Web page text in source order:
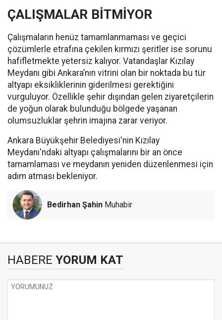
ÇALIŞMALAR BİTMİYOR
Çalışmaların henüz tamamlanmaması ve geçici
çözümlerle etrafına çekilen kırmızı şeritler ise sorunu
hafifletmekte yetersiz kalıyor. Vatandaşlar Kızılay
Meydanı gibi Ankara’nın vitrini olan bir noktada bu tür
altyapı eksikliklerinin giderilmesi gerektiğini
vurguluyor. Özellikle şehir dışından gelen ziyaretçilerin
de yoğun olarak bulunduğu bölgede yaşanan
olumsuzluklar şehrin imajına zarar veriyor.
Ankara Büyükşehir Belediyesi'nin Kızılay
Meydanı'ndaki altyapı çalışmalarını bir an önce
tamamlaması ve meydanın yeniden düzenlenmesi için
adım atması bekleniyor.
Bedirhan Şahin Muhabir
HABERE YORUM KAT